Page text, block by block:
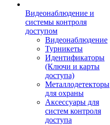
Видеонаблюдение и
системы контроля
доступом
Видеонаблюдение
Турникеты
Идентификаторы
(Ключи и карты
доступа)
Металлодетекторы
для охраны
Аксессуары для
систем контроля
доступа